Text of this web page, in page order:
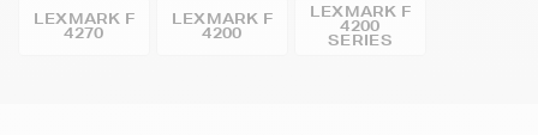
LEXMARK F
4270
LEXMARK F
4200
LEXMARK F
4200
SERIES